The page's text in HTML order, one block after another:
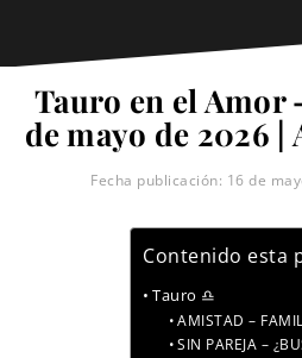
Tauro en el Amor
de mayo de 2026 |
Fecha publicación: 16 de
Contenido esta
Tauro ♎
AMISTAD –
SIN PAREJA –